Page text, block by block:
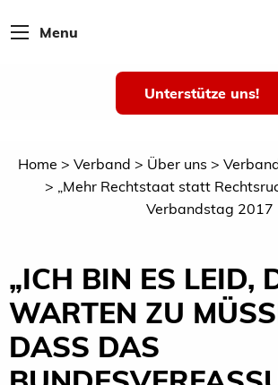
Menu
Unterstütze uns!
Home Verband Über uns
„Mehr Rechtstaat statt
Verbandstag 2017
„ICH BIN ES LEID,
WARTEN ZU
DASS DAS